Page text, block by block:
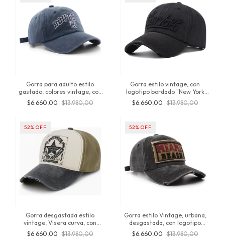
Gorra para adulto estilo
gastado, colores vintage, con
Bordado "Route 66" regulable,
algodón, producto original de
$6.660,00 $13.980,00
Gorra estilo vintage, con
logotipo bordado "New York
Estrella" Unisex, importada,
algodón, desgastada, urbana,
$6.660,00 $13.980,00
52% OFF
Gorra desgastada estilo
vintage, Visera curva, con
logotipo estampado de
Estrella, Importado, Algodón,
$6.660,00 $13.980,00
52% OFF
Gorra estilo Vintage, urbana,
desgastada, con logotipo
bordado "Miami" Gastada,
Ajustable, algodón, regulable,
$6.660,00 $13.980,00